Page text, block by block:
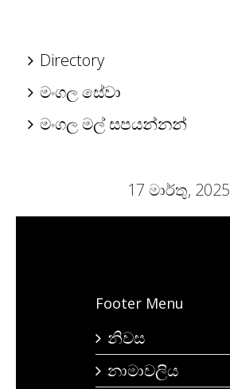
Directory
මංගල සේවා
මංගල මල් සපයන්නන්
17 මාර්තු, 2025
Footer Menu
නිවස
නාමාවලිය